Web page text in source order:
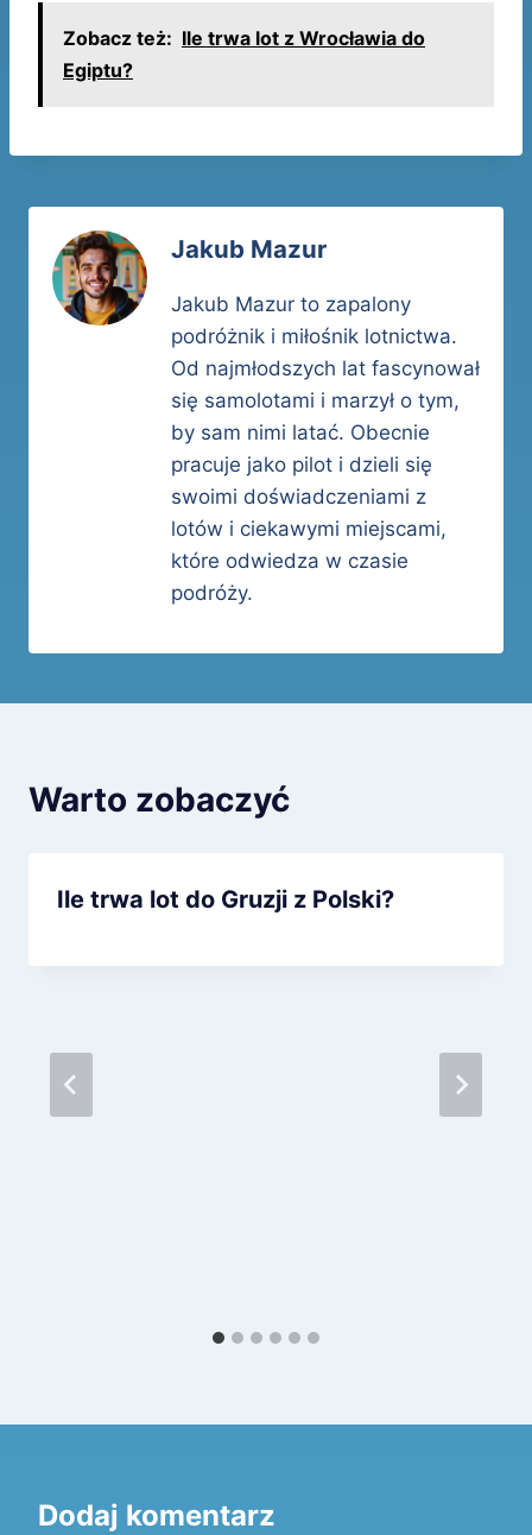
Zobacz też: Ile trwa lot z Wrocławia do
Egiptu?
Jakub Mazur
Jakub Mazur to zapalony
podróżnik i miłośnik lotnictwa.
Od najmłodszych lat fascynował
się samolotami i marzył o tym,
by sam nimi latać. Obecnie
pracuje jako pilot i dzieli się
swoimi doświadczeniami z
lotów i ciekawymi miejscami,
które odwiedza w czasie
podróży.
Warto zobaczyć
Ile trwa lot do Gruzji z Polski?
Dodaj komentarz